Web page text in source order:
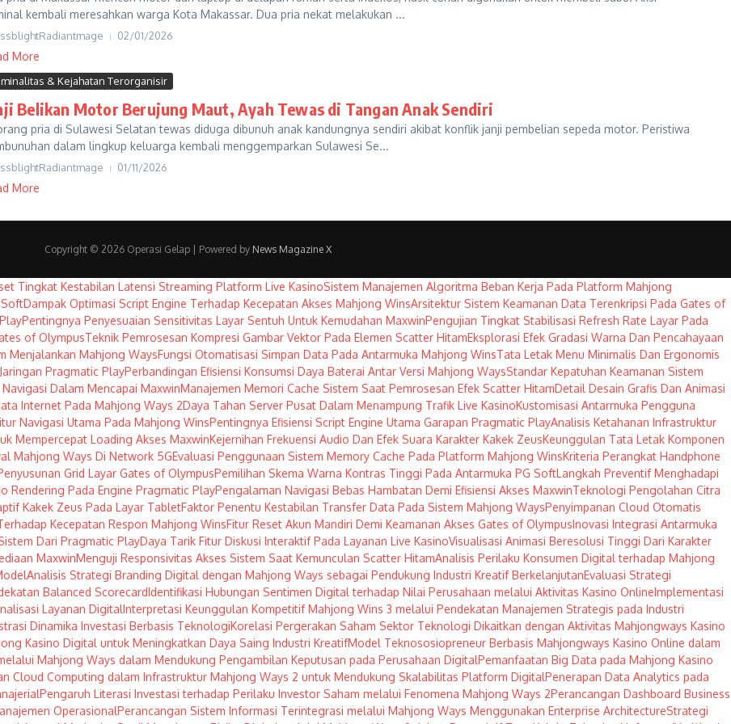
kembali meresahkan warga Kota Makassar. Dua pria nekat melakukan ...
02/01/2026
More
& Kejahatan Terorganisir
Belikan Motor Berujung Maut, Ayah Tewas di Tangan Anak Sendiri
pria di Sulawesi Selatan tewas diduga dibunuh anak kandungnya sendiri akibat konflik janji pembelian sepeda motor. Peristiwa
dalam lingkup keluarga kembali menggemparkan Sulawesi Se...
01/11/2026
More
Copyright © 2026 Operasi Gelap | Powered by News Magazine X
Tingkat Kestabilan Latensi Streaming Platform Live KasinoSistem Manajemen Algoritma Beban Kerja Pada Platform Mahjong
SoftDampak Optimasi Script Engine Terhadap Kecepatan Akses Mahjong WinsArsitektur Sistem Keamanan Data Terenkripsi Pada Gates of
Pentingnya Penyesuaian Sensitivitas Layar Sentuh Untuk Kemudahan MaxwinPengujian Tingkat Stabilisasi Refresh Rate Layar Pada
of OlympusTeknik Pemrosesan Kompresi Gambar Vektor Pada Elemen Scatter HitamEksplorasi Efek Gradasi Warna Dan Pencahayaan
Menjalankan Mahjong WaysFungsi Otomatisasi Simpan Data Pada Antarmuka Mahjong WinsTata Letak Menu Minimalis Dan Ergonomis
Pragmatic PlayPerbandingan Efisiensi Konsumsi Daya Baterai Antar Versi Mahjong WaysStandar Kepatuhan Keamanan Sistem
Dalam Mencapai MaxwinManajemen Memori Cache Sistem Saat Pemrosesan Efek Scatter HitamDetail Desain Grafis Dan Animasi
Internet Pada Mahjong Ways 2Daya Tahan Server Pusat Dalam Menampung Trafik Live KasinoKustomisasi Antarmuka Pengguna
Navigasi Utama Pada Mahjong WinsPentingnya Efisiensi Script Engine Utama Garapan Pragmatic PlayAnalisis Ketahanan Infrastruktur
Mempercepat Loading Akses MaxwinKejernihan Frekuensi Audio Dan Efek Suara Karakter Kakek ZeusKeunggulan Tata Letak Komponen
Mahjong Ways Di Network 5GEvaluasi Penggunaan Sistem Memory Cache Pada Platform Mahjong WinsKriteria Perangkat Handphone
Grid Layar Gates of OlympusPemilihan Skema Warna Kontras Tinggi Pada Antarmuka PG SoftLangkah Preventif Menghadapi
Rendering Pada Engine Pragmatic PlayPengalaman Navigasi Bebas Hambatan Demi Efisiensi Akses MaxwinTeknologi Pengolahan Citra
Kakek Zeus Pada Layar TabletFaktor Penentu Kestabilan Transfer Data Pada Sistem Mahjong WaysPenyimpanan Cloud Otomatis
Kecepatan Respon Mahjong WinsFitur Reset Akun Mandiri Demi Keamanan Akses Gates of OlympusInovasi Integrasi Antarmuka
Dari Pragmatic PlayDaya Tarik Fitur Diskusi Interaktif Pada Layanan Live KasinoVisualisasi Animasi Beresolusi Tinggi Dari Karakter
MaxwinMenguji Responsivitas Akses Sistem Saat Kemunculan Scatter HitamAnalisis Perilaku Konsumen Digital terhadap Mahjong
Analisis Strategi Branding Digital dengan Mahjong Ways sebagai Pendukung Industri Kreatif BerkelanjutanEvaluasi Strategi
Balanced ScorecardIdentifikasi Hubungan Sentimen Digital terhadap Nilai Perusahaan melalui Aktivitas Kasino OnlineImplementasi
Layanan DigitalInterpretasi Keunggulan Kompetitif Mahjong Wins 3 melalui Pendekatan Manajemen Strategis pada Industri
Dinamika Investasi Berbasis TeknologiKorelasi Pergerakan Saham Sektor Teknologi Dikaitkan dengan Aktivitas Mahjongways Kasino
Kasino Digital untuk Meningkatkan Daya Saing Industri KreatifModel Teknososiopreneur Berbasis Mahjongways Kasino Online dalam
Mahjong Ways dalam Mendukung Pengambilan Keputusan pada Perusahaan DigitalPemanfaatan Big Data pada Mahjong Kasino
Cloud Computing dalam Infrastruktur Mahjong Ways 2 untuk Mendukung Skalabilitas Platform DigitalPenerapan Data Analytics pada
Pengaruh Literasi Investasi terhadap Perilaku Investor Saham melalui Fenomena Mahjong Ways 2Perancangan Dashboard Business
OperasionalPerancangan Sistem Informasi Terintegrasi melalui Mahjong Ways Menggunakan Enterprise ArchitectureStrategi